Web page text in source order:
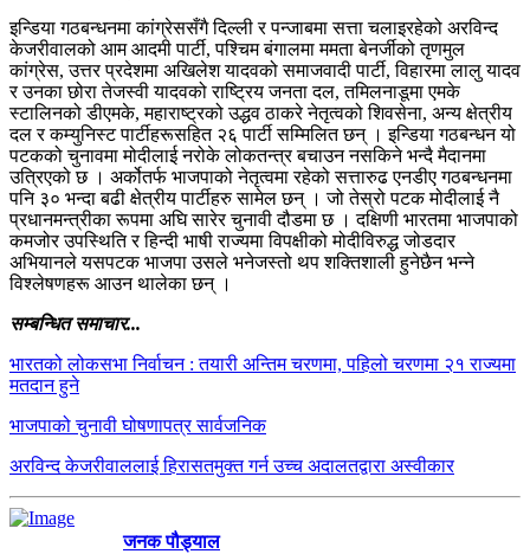
इन्डिया गठबन्धनमा कांग्रेससँगै दिल्ली र पन्जाबमा सत्ता चलाइरहेको अरविन्द
केजरीवालको आम आदमी पार्टी, पश्चिम बंगालमा ममता बेनर्जीको तृणमुल
कांग्रेस, उत्तर प्रदेशमा अखिलेश यादवको समाजवादी पार्टी, विहारमा लालु यादव
र उनका छोरा तेजस्वी यादवको राष्ट्रिय जनता दल, तमिलनाडूमा एमके
स्टालिनको डीएमके, महाराष्ट्रको उद्धव ठाकरे नेतृत्वको शिवसेना, अन्य क्षेत्रीय
दल र कम्युनिस्ट पार्टीहरूसहित २६ पार्टी सम्मिलित छन् । इन्डिया गठबन्धन यो
पटकको चुनावमा मोदीलाई नरोके लोकतन्त्र बचाउन नसकिने भन्दै मैदानमा
उत्रिएको छ । अर्कोतर्फ भाजपाको नेतृत्वमा रहेको सत्तारुढ एनडीए गठबन्धनमा
पनि ३० भन्दा बढी क्षेत्रीय पार्टीहरु सामेल छन् । जो तेस्रो पटक मोदीलाई नै
प्रधानमन्त्रीका रूपमा अघि सारेर चुनावी दौडमा छ । दक्षिणी भारतमा भाजपाको
कमजोर उपस्थिति र हिन्दी भाषी राज्यमा विपक्षीको मोदीविरुद्ध जोडदार
अभियानले यसपटक भाजपा उसले भनेजस्तो थप शक्तिशाली हुनेछैन भन्ने
विश्लेषणहरू आउन थालेका छन् ।
सम्बन्धित समाचार...
भारतको लोकसभा निर्वाचन : तयारी अन्तिम चरणमा, पहिलो चरणमा २१ राज्यमा
मतदान हुने
भाजपाको चुनावी घोषणापत्र सार्वजनिक
अरविन्द केजरीवाललाई हिरासतमुक्त गर्न उच्च अदालतद्वारा अस्वीकार
जनक पौड्याल